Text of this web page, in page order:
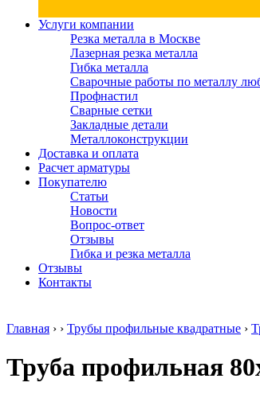
Услуги компании
Резка металла в Москве
Лазерная резка металла
Гибка металла
Сварочные работы по металлу
Профнастил
Сварные сетки
Закладные детали
Металлоконструкции
Доставка и оплата
Расчет арматуры
Покупателю
Статьи
Новости
Вопрос-ответ
Отзывы
Гибка и резка металла
Отзывы
Контакты
Главная › › Трубы профильные квадратные ›
Труба профильная